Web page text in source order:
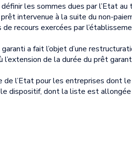
les sommes dues par l’Etat au
intervenue à la suite du non-
recours exercées par
a fait l’objet d’une
de la durée du prêt
l’Etat pour les entreprises dont
dispositif, dont la liste est